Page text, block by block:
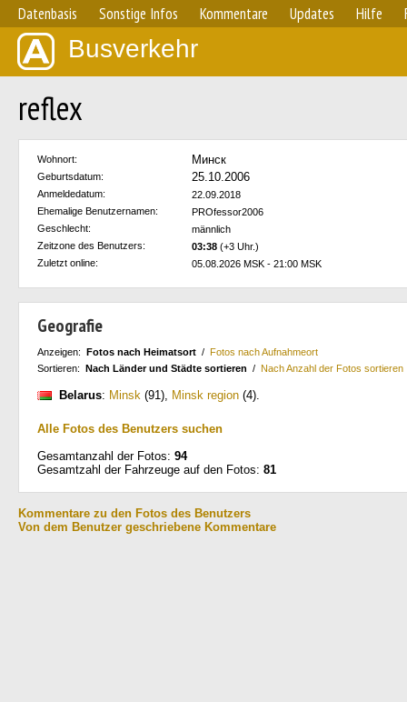
Datenbasis Sonstige Infos Kommentare Updates Hilfe
Busverkehr
reflex
Wohnort: Минск
Geburtsdatum: 25.10.2006
Anmeldedatum:
22.09.2018
Ehemalige Benutzernamen:
PROfessor2006
Geschlecht:
männlich
Zeitzone des Benutzers:
03:38 (+3 Uhr.)
Zuletzt online:
05.08.2026 MSK - 21:00 MSK
Geografie
Anzeigen: Fotos nach Heimatsort / Fotos nach Aufnahmeort
Sortieren: Nach Länder und Städte sortieren / Nach Anzahl der Fotos sortieren
Belarus: Minsk (91), Minsk region (4).
Alle Fotos des Benutzers suchen
Gesamtanzahl der Fotos: 94
Gesamtzahl der Fahrzeuge auf den Fotos: 81
Kommentare zu den Fotos des Benutzers
Von dem Benutzer geschriebene Kommentare